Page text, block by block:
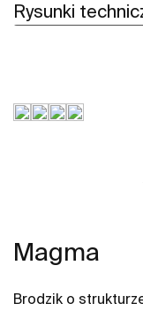
Rysunki
Magma
Brodzik o